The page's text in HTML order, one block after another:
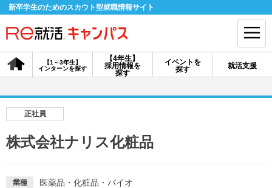
新卒学生のためのスカウト型就職情報サイト
【4年生】
採用情報を
探す
【1～3年生】
インターンを探す
イベントを
探す
就活支援
会員登録 ログイン
採用情報を探す
説明会を探す
正社員
株式会社ナリス化粧品
業種 医薬品・化粧品・バイオ